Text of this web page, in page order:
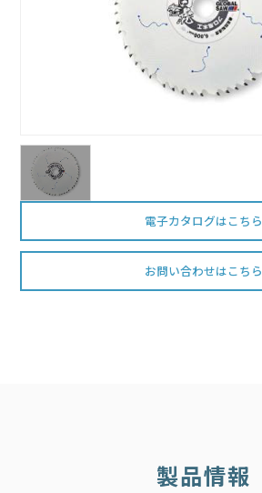
電子カタログはこちら
お問い合わせはこちら
製品情報